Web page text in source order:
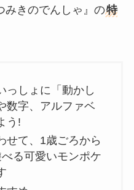
みきのでんしゃ』の特
っしょに「動かし
数字、アルファベ
う!
せて、1歳ごろから
る可愛いモンポケ